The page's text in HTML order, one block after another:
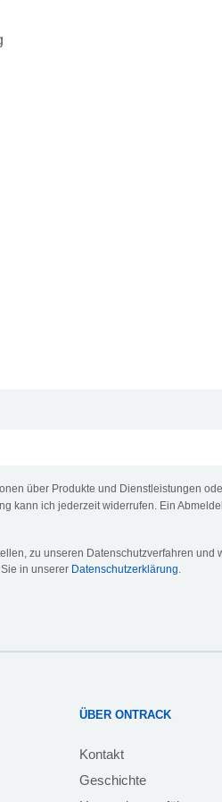
über Produkte und Dienstleistungen
kann ich jederzeit widerrufen. Ein
zu unseren Datenschutzverfahren und
in unserer Datenschutzerklärung.
ÜBER ONTRACK
Kontakt
Geschichte